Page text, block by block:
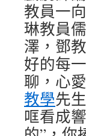
教員一
琳教員
澤，鄧
好的每
聊，心
教學先
哐看成